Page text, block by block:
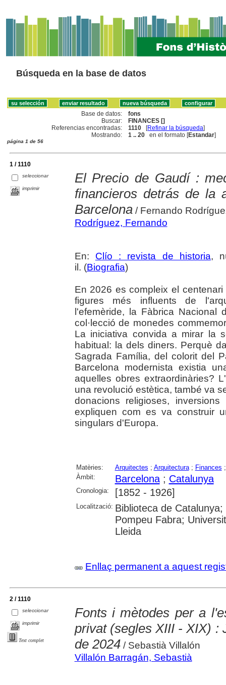
Búsqueda en la base de datos
Base de datos:
fons
Buscar:
FINANCES []
Referencias encontradas:
1110 [Refinar la búsqueda]
Mostrando:
1 .. 20 en el formato [Estandar]
página 1 de 56
1 / 1110
seleccionar
imprimir
El Precio de Gaudí :
financieros detrás de la
Barcelona/ Fernando
Rodríguez, Fernando
En: Clío : revista de historia,
il. (Biografia)
En 2026 es compleix el
figures més influents de
l'efemèride, la Fàbrica
col·lecció de monedes
La iniciativa convida a mirar la
habitual: la dels diners. Perquè
Sagrada Família, del colorit del
Barcelona modernista existia
aquelles obres extraordinàries?
una revolució estètica, també va
donacions religioses,
expliquen com es va construir
singulars d'Europa.
Matèries: Arquitectes ; Arquitectura; Finances
Àmbit:
Barcelona; Catalunya
Cronologia: [1852 - 1926]
Localització: Biblioteca de
Pompeu Fabra;
Lleida
Enllaç permanent a aquest
2 / 1110
seleccionar
imprimir
Text complet
Fonts i mètodes per a
privat (segles XIII - XIX) :
de 2024/ Sebastià Villalón
Villalón Barragán, Sebastià